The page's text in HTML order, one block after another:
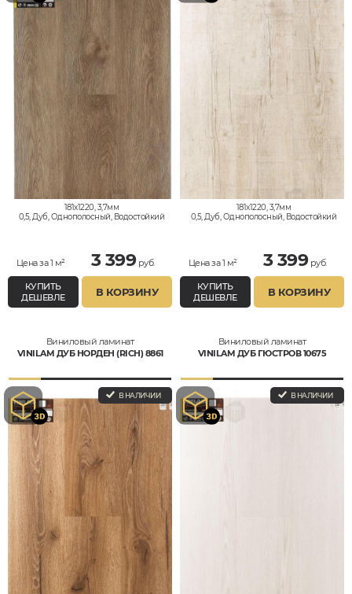
181x1220, 3,7мм
0,5, Дуб, Однополосный, Водостойкий
Цена за 1 м² 3 399руб.
КУПИТЬ
ДЕШЕВЛЕ
В КОРЗИНУ
181x1220, 3,7мм
0,5, Дуб, Однополосный, Водостойкий
Цена за 1 м² 3 399руб.
КУПИТЬ
ДЕШЕВЛЕ
В КОРЗИНУ
Виниловый ламинат
VINILAM ДУБ НОРДЕН (RICH) 8861
В НАЛИЧИИ
Виниловый ламинат
VINILAM ДУБ ГЮСТРОВ 10675
В НАЛИЧИИ